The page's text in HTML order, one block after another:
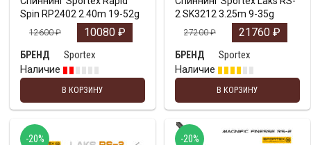
Spin RP2402 2.40m 19-52g
12600₽ 10080 ₽
БРЕНД
Sportex
Наличие
В КОРЗИНУ
2 SK3212 3.25m 9-35g
27200₽ 21760 ₽
БРЕНД
Sportex
Наличие
В КОРЗИНУ
-20% -20%